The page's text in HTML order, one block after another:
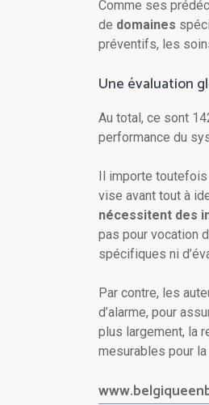
Comme ses
de domaines
préventifs, les
Une évaluation
Au total, ce sont
performance du
Il importe
vise avant tout à
nécessitent des
pas pour vocation
spécifiques ni
Par contre, les
d’alarme, pour
plus largement, la
mesurables pour